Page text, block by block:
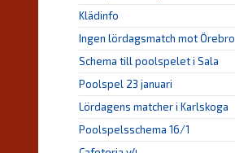
Klädinfo
Ingen lördagsmatch mot Örebro
Schema till poolspelet i Sala
Poolspel 23 januari
Lördagens matcher i Karlskoga
Poolspelsschema 16/1